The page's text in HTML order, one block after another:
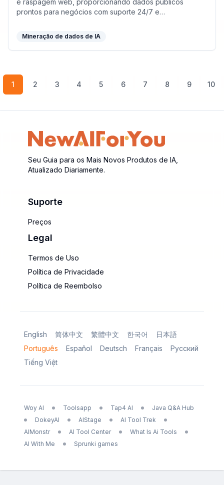
prontos para negócios com suporte 24/7 e
Mineração de dados de IA
1 2 3 4 5 6 7 8 9 10
Seu Guia para os Mais Novos Produtos de IA,
Atualizado Diariamente.
Suporte
Preços
Legal
Termos de Uso
Política de Privacidade
Política de Reembolso
English 简体中文 繁體中文 한국어
日本語
Português
Español Deutsch Français
Русский
Tiếng Việt
Woy AI Toolsapp Tap4 AI
Java Q&A Hub
DokeyAI
AIStage
AI Tool Trek
AIMonstr
AI Tool Center
What Is Ai Tools
AI With Me
Sprunki games